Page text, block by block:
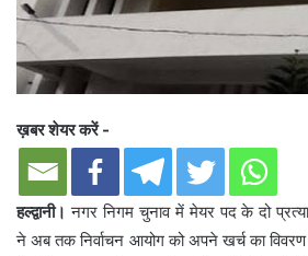
ख़बर शेयर करें -
हल्द्वानी। नगर निगम चुनाव में मेयर पद के दो
ने अब तक निर्वाचन आयोग को अपने खर्च का